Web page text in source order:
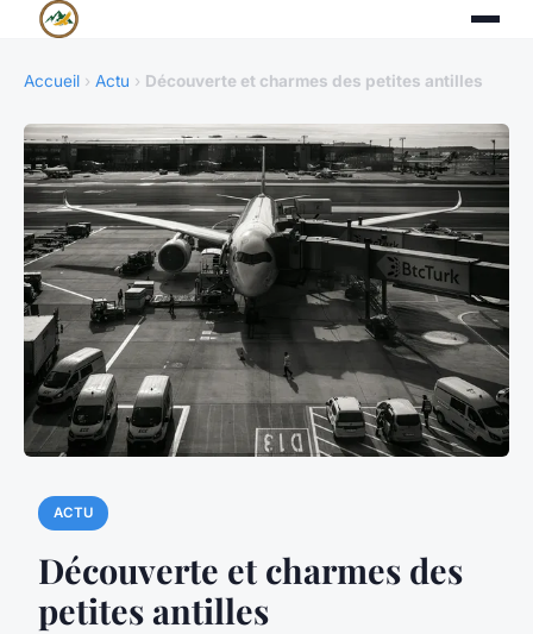
Accueil › Actu › Découverte et charmes des petites antilles
ACTU
Découverte et charmes des
petites antilles